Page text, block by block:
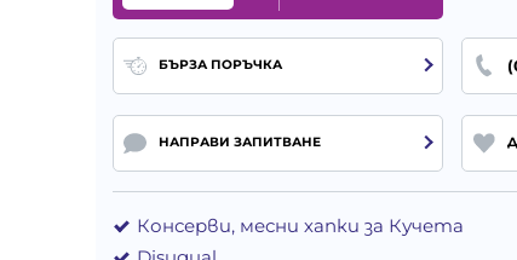
БЪРЗА ПОРЪЧКА
НАПРАВИ ЗАПИТВАНЕ
Консерви, месни хапки за Кучета